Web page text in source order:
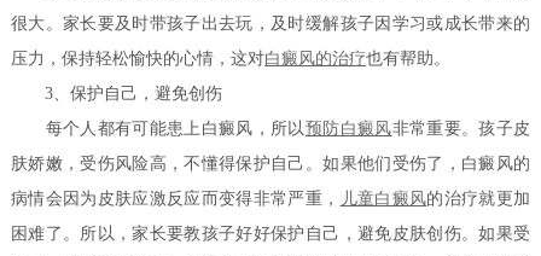
很大。家长要及时带孩子出去玩，及时缓解孩子因学习或成长带来的
压力，保持轻松愉快的心情，这对白癜风的治疗也有帮助。
3、保护自己，避免创伤
每个人都有可能患上白癜风，所以预防白癜风非常重要。孩子皮
肤娇嫩，受伤风险高，不懂得保护自己。如果他们受伤了，白癜风的
病情会因为皮肤应激反应而变得非常严重， 儿童白癜风的治疗就更加
困难了。所以，家长要教孩子好好保护自己，避免皮肤创伤。如果受